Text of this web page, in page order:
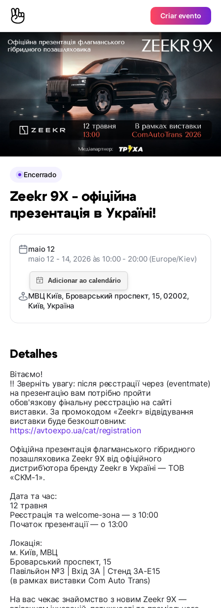
Criar evento
Detalhes
Вітаємо!
‼️ Зверніть увагу: після реєстрації через (eventmate)
на презентацію вам потрібно пройти
обов'язкову фінальну реєстрацію на сайті
виставки. За промокодом «Zeekr» відвідування
виставки буде безкоштовним:
https://avtoexpo.ua/cat/registration
Офіційна презентація флагманського гібридного
позашляховика Zeekr 9X від офіційного
дистриб’ютора бренду Zeekr в Україні — ТОВ
«СКМ-1».
Дата та час:
12 травня
Реєстрація та welcome-зона — з 10:00
Початок презентації — о 13:00
Локація:
м. Київ, МВЦ
Броварський проспект, 15
Павільйон №3 | Вхід 3А | Стенд 3А-Е15
(в рамках виставки Com Auto Trans)
На вас чекає знайомство з новим Zeekr 9X —
Encerrado
Zeekr 9X - офіційна
презентація в Україні!
maio 12
maio 12 - 14, 2026 às 10:00 - 20:00 (Europe/Kiev)
МВЦ Київ, Броварський проспект, 15, 02002,
Київ, Україна